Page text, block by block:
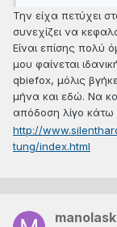
Την είχα πετύχει
συνεχίζει να
Είναι επίσης πολύ
μου φαίνεται
qbiefox, μόλις
μήνα και εδώ. Να
απόδοση λίγο
http://
tung/index.html